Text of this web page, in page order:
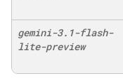
gemini-3. 1-flash-
lite-preview